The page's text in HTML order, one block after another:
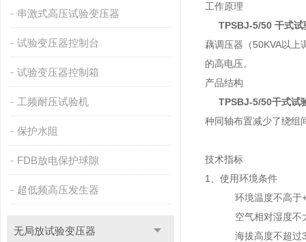
工作原理
TPSBJ-5/50 干式试
藕调压器（50KVA以上
的高电压。
产品结构
TPSBJ-5/50干式试
种同轴布置减少了绕组
技术指标
1、使用环境条件
环境温度不高于
空气相对湿度不大
海拔高度不超过
串激式高压试验变压器
试验变压器控制台
试验变压器控制箱
工频耐压试验机
保护水阻
FDB放电保护球隙
超低频高压发生器
无局放试验变压器